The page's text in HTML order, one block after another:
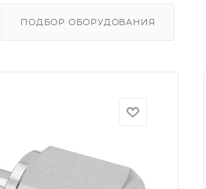
ПОДБОР ОБОРУДОВАНИЯ